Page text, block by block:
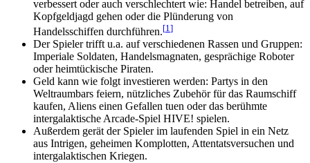
verbessert oder auch verschlechtert wie: Handel betreiben, auf
Kopfgeldjagd gehen oder die Plünderung von
Handelsschiffen durchführen.[1 ]
Der Spieler trifft u.a. auf verschiedenen Rassen und Gruppen:
Imperiale Soldaten, Handelsmagnaten, gesprächige Roboter
oder heimtückische Piraten.
Geld kann wie folgt investieren werden: Partys in den
Weltraumbars feiern, nützliches Zubehör für das Raumschiff
kaufen, Aliens einen Gefallen tuen oder das berühmte
intergalaktische Arcade-Spiel HIVE! spielen.
Außerdem gerät der Spieler im laufenden Spiel in ein Netz
aus Intrigen, geheimen Komplotten, Attentatsversuchen und
intergalaktischen Kriegen.